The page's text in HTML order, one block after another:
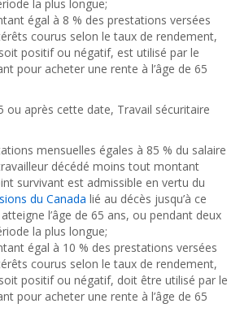
la plus longue;
égal à 8 % des prestations versées
courus selon le taux de rendement,
positif ou négatif, est utilisé par le
pour acheter une rente à l’âge de 65
ou après cette date, Travail sécuritaire
mensuelles égales à 85 % du salaire
décédé moins tout montant
survivant est admissible en vertu du
du Canada lié au décès jusqu’à ce
l’âge de 65 ans, ou pendant deux
la plus longue;
égal à 10 % des prestations versées
courus selon le taux de rendement,
positif ou négatif, doit être utilisé par le
pour acheter une rente à l’âge de 65